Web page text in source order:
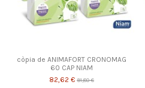
còpia de ANIMAFORT CRONOMAG
60 CAP NIAM
82,62 € 91,80 €